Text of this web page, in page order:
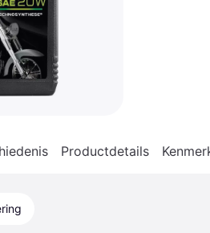
Productdetails